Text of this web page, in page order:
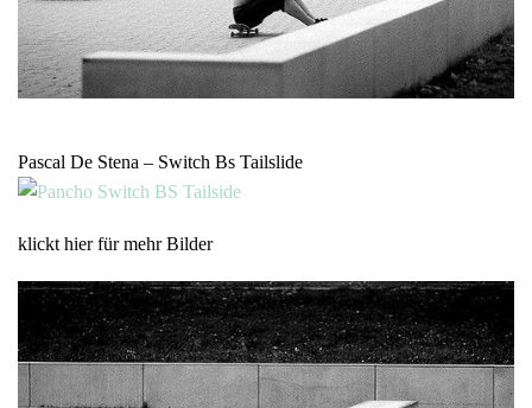
Pascal De Stena – Switch Bs Tailslide
klickt hier für mehr Bilder